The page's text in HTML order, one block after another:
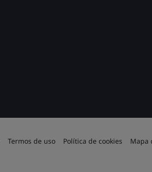
Termos de uso Política de cookies Mapa